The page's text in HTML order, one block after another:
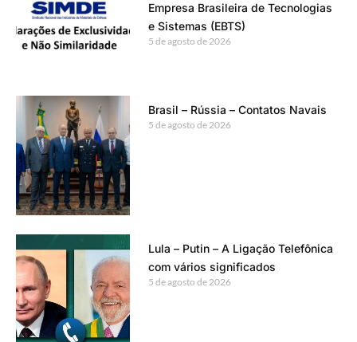
Empresa Brasileira de Tecnologias
e Sistemas (EBTS)
5 de agosto de 2026
Brasil – Rússia – Contatos Navais
5 de agosto de 2026
Lula – Putin – A Ligação Telefônica
com vários significados
5 de agosto de 2026